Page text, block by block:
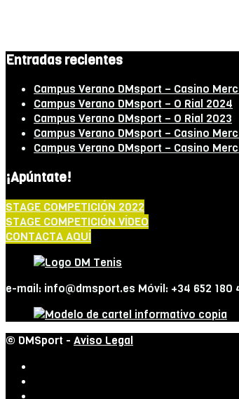
Entradas recientes
Campus Verano DMsport – Casino
Campus Verano DMsport – O Rial 2024
Campus Verano DMsport – O Rial 2023
Campus Verano DMsport – Casino
Campus Verano DMsport – Casino
¡Apúntate!
STAGE COMPETICIÓN 2022
STAGE COMPETICIÓN VÍDEO
CONTACTA AQUÍ
e-mail: info@dmsport.es Móvil: +34 652 180
© DMSport - Aviso Legal